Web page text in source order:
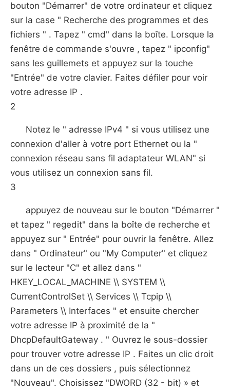
bouton "Démarrer" de votre ordinateur et cliquez
sur la case " Recherche des programmes et des
fichiers " . Tapez " cmd" dans la boîte. Lorsque la
fenêtre de commande s'ouvre , tapez " ipconfig"
sans les guillemets et appuyez sur la touche
"Entrée" de votre clavier. Faites défiler pour voir
votre adresse IP .
2
Notez le " adresse IPv4 " si vous utilisez une
connexion d'aller à votre port Ethernet ou la "
connexion réseau sans fil adaptateur WLAN" si
vous utilisez un connexion sans fil.
3
appuyez de nouveau sur le bouton "Démarrer "
et tapez " regedit" dans la boîte de recherche et
appuyez sur " Entrée" pour ouvrir la fenêtre. Allez
dans " Ordinateur" ou "My Computer" et cliquez
sur le lecteur "C" et allez dans "
HKEY_LOCAL_MACHINE \\ SYSTEM \\
CurrentControlSet \\ Services \\ Tcpip \\
Parameters \\ Interfaces " et ensuite chercher
votre adresse IP à proximité de la "
DhcpDefaultGateway . " Ouvrez le sous-dossier
pour trouver votre adresse IP . Faites un clic droit
dans un de ces dossiers , puis sélectionnez
"Nouveau". Choisissez "DWORD (32 - bit) » et